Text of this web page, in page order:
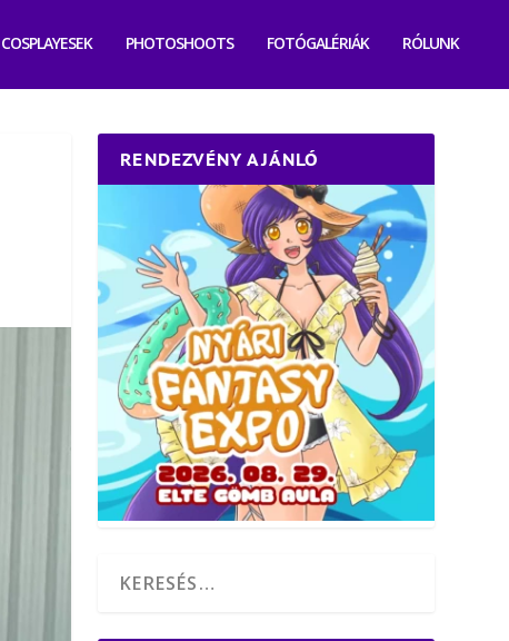
PHOTOSHOOTS FOTÓGALÉRIÁK RÓLUNK
RENDEZVÉNY AJÁNLÓ